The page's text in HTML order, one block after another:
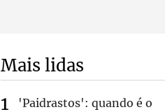
Mais lidas
'Paidrastos': quando é o